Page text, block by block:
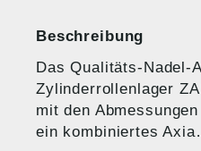
Beschreibung
Das Qualitäts-Nadel-
Zylinderrollenlager
mit den
ein kombiniertes